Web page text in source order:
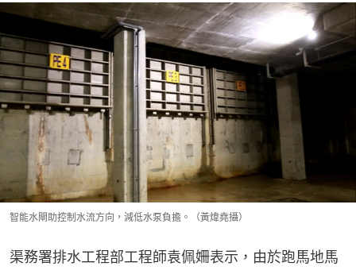
智能水閘助控制水流方向，減低水泵負擔。（黃煒堯攝）
渠務署排水工程部工程師袁佩姍表示，由於跑馬地馬